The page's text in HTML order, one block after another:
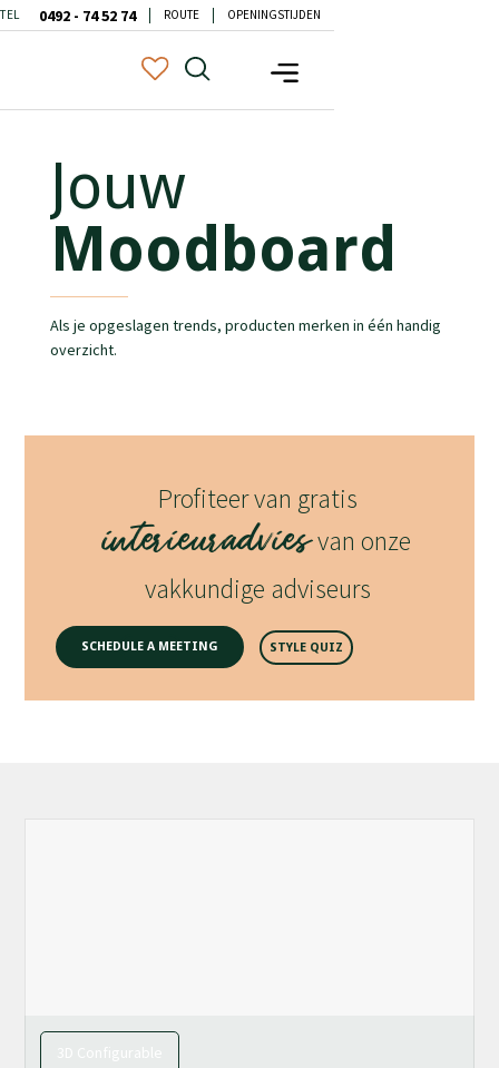
TEL 0492 - 74 52 74 ROUTE OPENINGSTIJDEN
Jouw
Moodboard
Als je opgeslagen trends, producten merken in één handig
overzicht.
Profiteer van gratis
interieuradviesvan onze
vakkundige adviseurs
SCHEDULE A MEETING STYLE QUIZ